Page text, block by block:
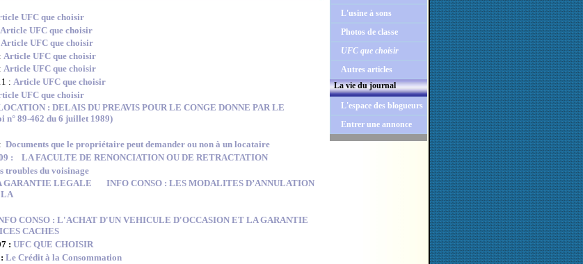
UFC que choisir
Article UFC que choisir
Article UFC que choisir
Article UFC que choisir
Article UFC que choisir
: Article UFC que choisir
UFC que choisir
: DELAIS DU PREAVIS POUR LE CONGE DONNE PAR LE
n° 89-462 du 6 juillet 1989)
Documents que le propriétaire peut demander ou non à un locataire
:
LA FACULTE DE RENONCIATION OU DE RETRACTATION
troubles du voisinage
GARANTIE LEGALE INFO CONSO : LES MODALITES D’ANNULATION
LA
CONSO : L'ACHAT D'UN VEHICULE D'OCCASION ET LA GARANTIE
CACHES
: UFC QUE CHOISIR
Le Crédit à la Consommation
L'usine à sons
Photos de classe
UFC que choisir
Autres articles
La vie du journal
L'espace des blogueurs
Entrer une annonce